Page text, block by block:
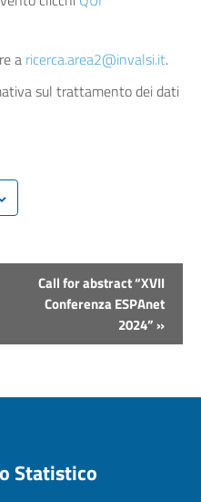
a ricerca.area2@invalsi.it.
sul trattamento dei dati
Call for abstract “XVII
Conferenza ESPAnet
2024”»
Statistico